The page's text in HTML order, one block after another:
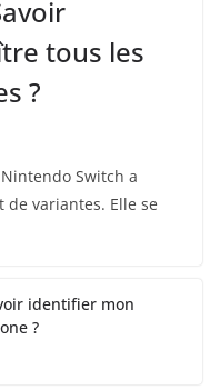
tous les
?
Switch a
variantes. Elle se
identifier mon
?